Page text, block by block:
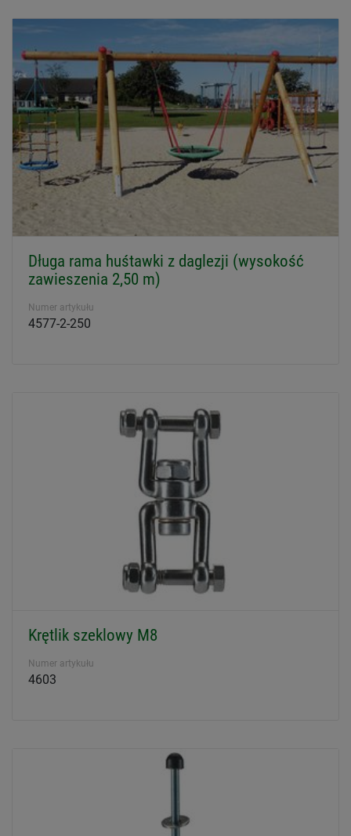
Długa rama huśtawki z daglezji (wysokość
zawieszenia 2,50 m)
Numer artykułu
4577-2-250
Krętlik szeklowy M8
Numer artykułu
4603